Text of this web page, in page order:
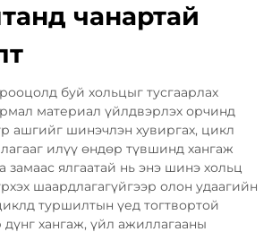
чанартай
буй хольцыг тусгаарлах
материал үйлдвэрлэх орчинд
ашгийг шинэчлэн хувиргах, цикл
илүү өндөр түвшинд хангаж
замаас ялгаатай нь энэ шинэ хольц
шаардлагагүйгээр олон удаагийн
туршилтын үед тогтвортой
дүнг хангаж, үйл ажиллагааны